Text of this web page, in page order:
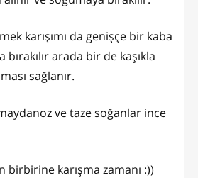
karışımı da genişçe bir kaba
bırakılır arada bir de kaşıkla
sağlanır.
ve taze soğanlar ince
birbirine karışma zamanı :))